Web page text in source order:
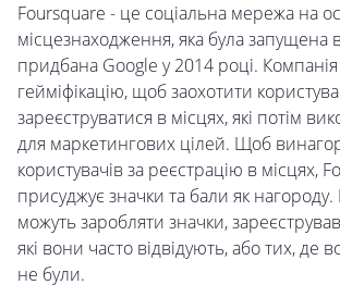
Foursquare - це соціальна мережа на
місцезнаходження, яка була запущена
придбана Google у 2014 році.
гейміфікацію, щоб заохотити
зареєструватися в місцях, які потім
для маркетингових цілей. Щоб
користувачів за реєстрацію в місцях,
присуджує значки та бали як нагороду.
можуть заробляти значки,
які вони часто відвідують, або тих, де
не були.